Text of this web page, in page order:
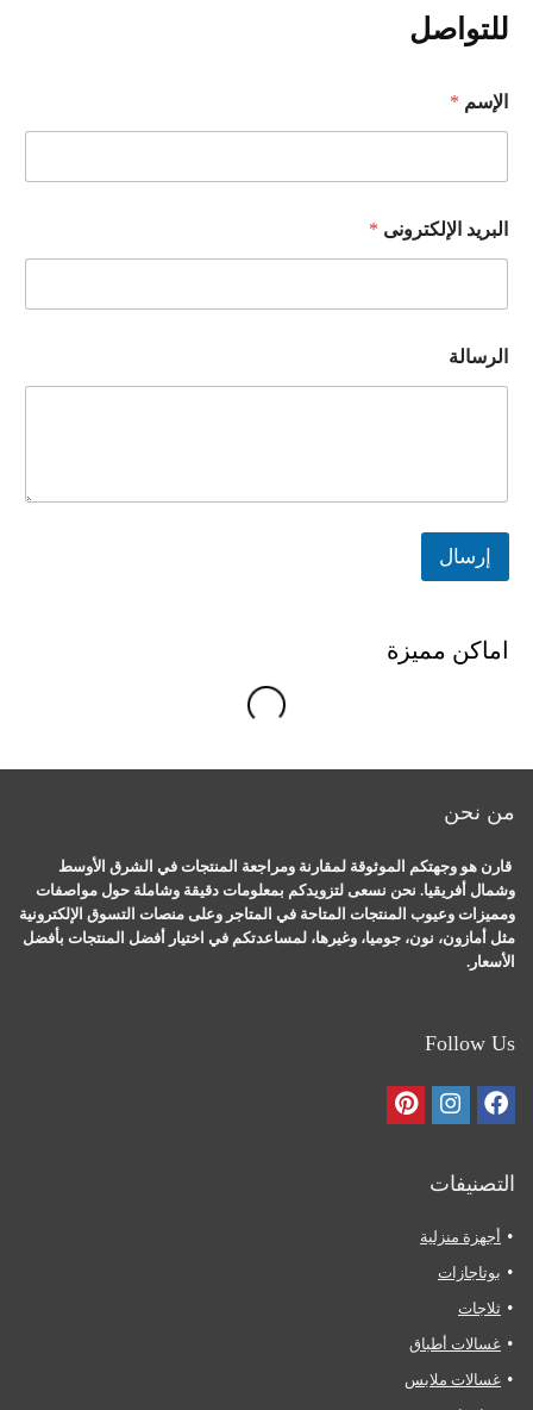
للتواصل
الإسم *
البريد الإلكترونى *
الرسالة
إرسال
اماكن مميزة
g
.
من نحن
قارن هو وجهتكم الموثوقة لمقارنة ومراجعة المنتجات في الشرق الأوسط
وشمال أفريقيا. نحن نسعى لتزويدكم بمعلومات دقيقة وشاملة حول مواصفات
ومميزات وعيوب المنتجات المتاحة في المتاجر وعلى منصات التسوق الإلكترونية
مثل أمازون، نون، جوميا، وغيرها، لمساعدتكم في اختيار أفضل المنتجات بأفضل
الأسعار.
Follow Us
التصنيفات
أجهزة منزلية
بوتاجازات
ثلاجات
غسالات أطباق
غسالات ملابس